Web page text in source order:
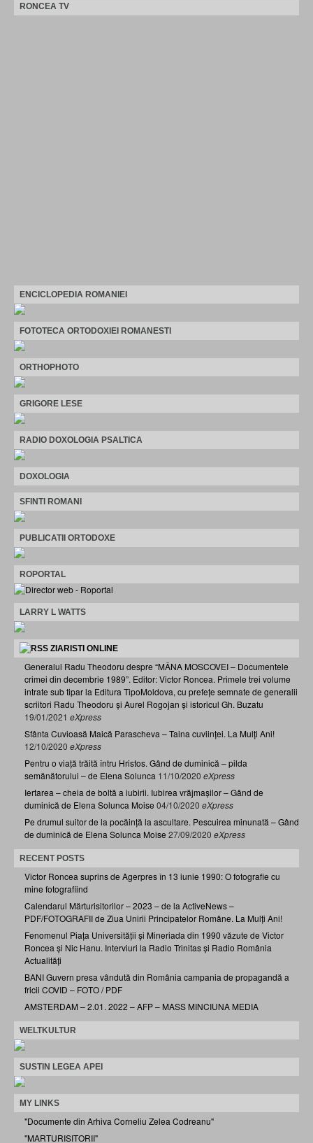
RONCEA TV
ENCICLOPEDIA ROMANIEI
FOTOTECA ORTODOXIEI ROMANESTI
ORTHOPHOTO
GRIGORE LESE
RADIO DOXOLOGIA PSALTICA
DOXOLOGIA
SFINTI ROMANI
PUBLICATII ORTODOXE
ROPORTAL
LARRY L WATTS
ZIARISTI ONLINE
Generalul Radu Theodoru despre “MÂNA MOSCOVEI – Documentele
crimei din decembrie 1989”. Editor: Victor Roncea. Primele trei volume
intrate sub tipar la Editura TipoMoldova, cu prefețe semnate de generalii
scriitori Radu Theodoru și Aurel Rogojan și istoricul Gh. Buzatu
19/01/2021 eXpress
Sfânta Cuvioasă Maică Parascheva – Taina cuviinței. La Mulți Ani!
12/10/2020 eXpress
Pentru o viață trăită întru Hristos. Gând de duminică – pilda
semănătorului – de Elena Solunca 11/10/2020 eXpress
Iertarea – cheia de boltă a iubirii. Iubirea vrăjmașilor – Gând de
duminică de Elena Solunca Moise 04/10/2020 eXpress
Pe drumul suitor de la pocăință la ascultare. Pescuirea minunată – Gând
de duminică de Elena Solunca Moise 27/09/2020 eXpress
RECENT POSTS
Victor Roncea suprins de Agerpres în 13 iunie 1990: O fotografie cu
mine fotografiind
Calendarul Mărturisitorilor – 2023 – de la ActiveNews –
PDF/FOTOGRAFII de Ziua Unirii Principatelor Române. La Mulți Ani!
Fenomenul Piața Universității și Mineriada din 1990 văzute de Victor
Roncea și Nic Hanu. Interviuri la Radio Trinitas și Radio România
Actualități
BANI Guvern presa vândută din România campania de propagandă a
fricii COVID – FOTO / PDF
AMSTERDAM – 2.01. 2022 – AFP – MASS MINCIUNA MEDIA
WELTKULTUR
SUSTIN LEGEA APEI
MY LINKS
"Documente din Arhiva Corneliu Zelea Codreanu"
"MARTURISITORII"